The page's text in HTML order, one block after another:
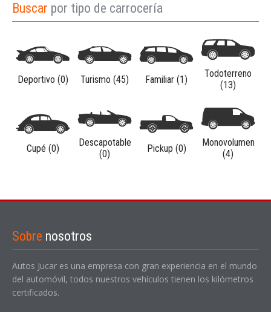
Buscar por tipo de carrocería
Deportivo (0) Turismo (45) Familiar (1)
Todoterreno
(13)
Cupé (0)
Descapotable
(0)
Pickup (0)
Monovolumen
(4)
Sobre nosotros
Autos Jucar es una empresa con gran experiencia en el mundo
del automóvil, todos nuestros vehículos tienen los kilómetros
certificados.